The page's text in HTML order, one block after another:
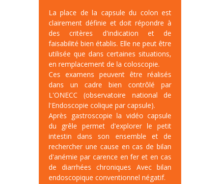
La place de la capsule du colon est
clairement définie et doit répondre à
des critères d'indication et de
faisabilité bien établis. Elle ne peut être
utilisée que dans certaines situations,
en remplacement de la coloscopie.
Ces examens peuvent être réalisés
dans un cadre bien contrôlé par
L'ONECC (observatoire national de
l'Endoscopie colique par capsule).
Après gastroscopie la vidéo capsule
du grêle permet d'explorer le petit
intestin dans son ensemble et de
rechercher une cause en cas de bilan
d'anémie par carence en fer et en cas
de diarrhées chroniques Avec bilan
endoscopique conventionnel négatif.